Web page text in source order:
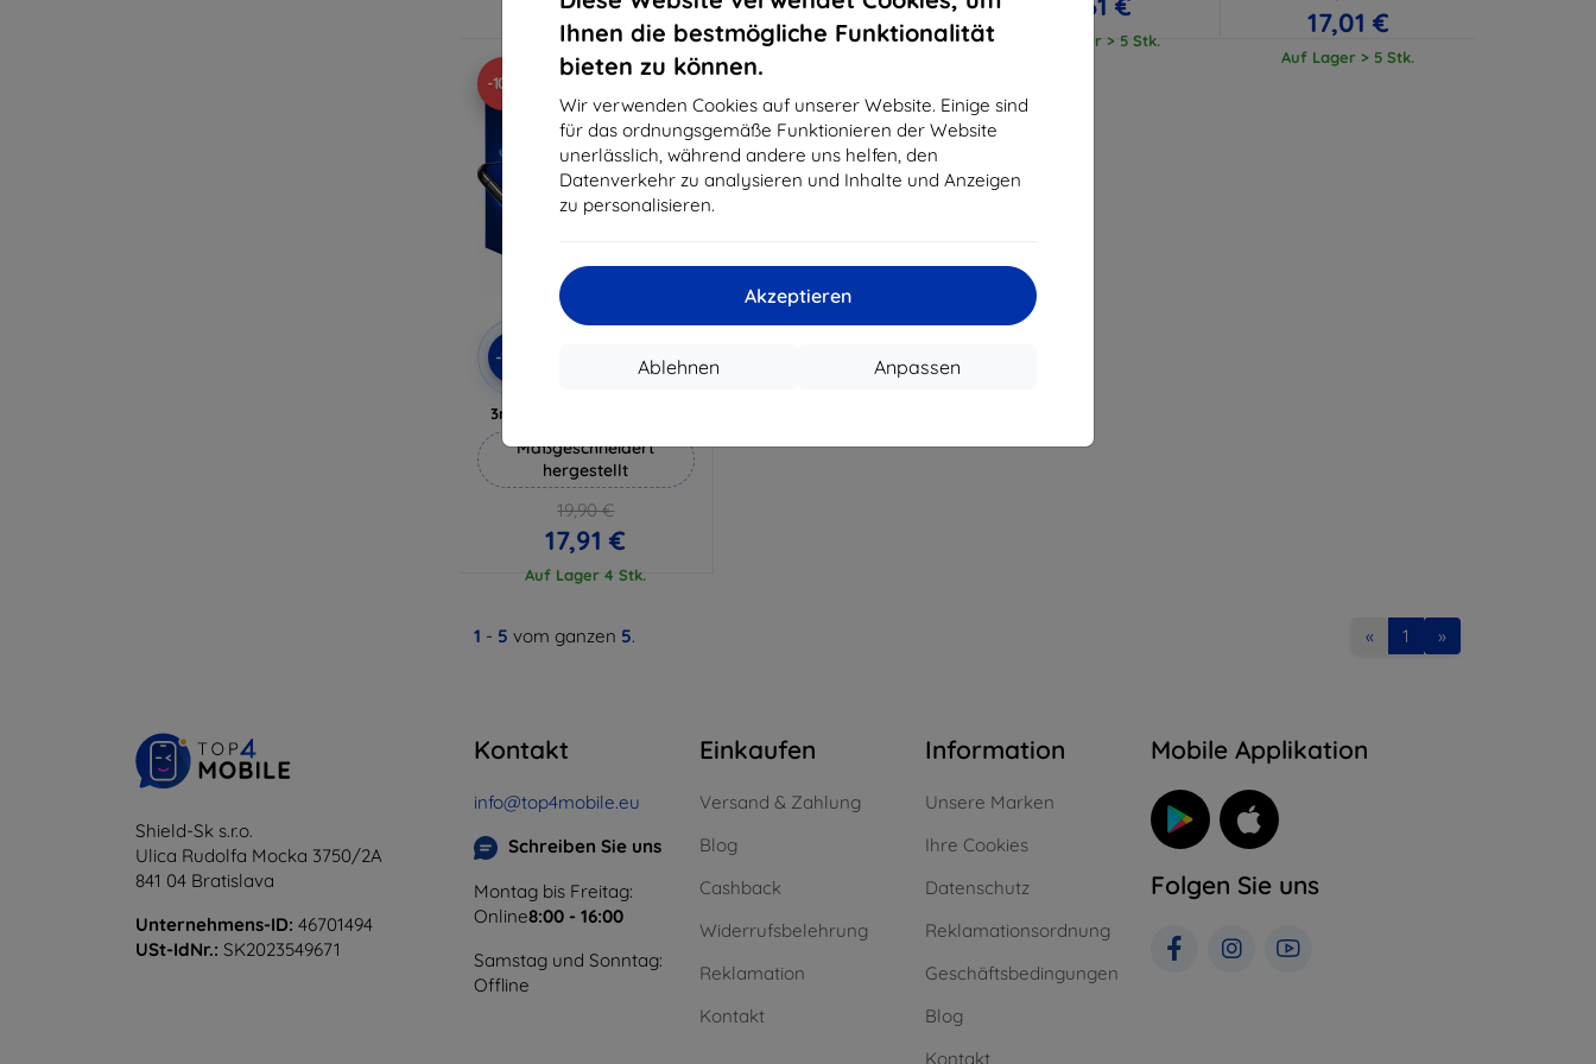
Ihnen die bestmögliche Funktionalität
bieten zu können.
Wir verwenden Cookies auf unserer Website. Einige sind
für das ordnungsgemäße Funktionieren der Website
unerlässlich, während andere uns helfen, den
Datenverkehr zu analysieren und Inhalte und Anzeigen
zu personalisieren.
Akzeptieren
Anpassen
Ablehnen
Auf Lager 3 Stk. Auf Lager > 5 Stk. Auf Lager > 5 Stk.
17,01 €
Auf Lager > 5 Stk.
-10%
-10% EXTRA10
3mk Hammer Schutzfolie
Maßgeschneidert
hergestellt
19,90 €
17,91 €
Auf Lager 4 Stk.
1 - 5 vom ganzen 5. « 1 »
Shield-Sk s.r.o.
Ulica Rudolfa Mocka 3750/2A
841 04 Bratislava
Unternehmens-ID: 46701494
USt-IdNr.: SK2023549671
Kontakt
info@top4mobile.eu
Schreiben Sie uns
Montag bis Freitag:
Online8:00 - 16:00
Samstag und Sonntag:
Offline
Einkaufen
Versand & Zahlung
Blog
Cashback
Widerrufsbelehrung
Reklamation
Kontakt
Information
Unsere Marken
Ihre Cookies
Datenschutz
Reklamationsordnung
Geschäftsbedingungen
Blog
Kontakt
Mobile Applikation
Folgen Sie uns